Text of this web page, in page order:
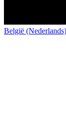
België (Nederlands)